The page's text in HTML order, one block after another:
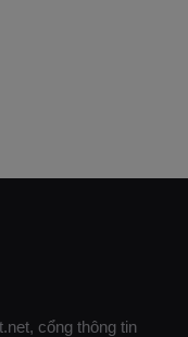
cổng thông tin